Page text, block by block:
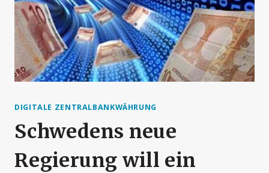
DIGITALE ZENTRALBANKWÄHRUNG
Schwedens neue
Regierung will ein